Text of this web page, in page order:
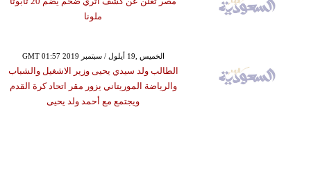
ملونا
GMT 01:57 2019 الخميس ,19 أيلول / سبتمبر
الطالب ولد سيدي يحيى وزير الاشغيل والشباب
والرياضة الموريتاني يزور مقر اتحاد كرة القدم
ويجتمع مع أحمد ولد يحيى